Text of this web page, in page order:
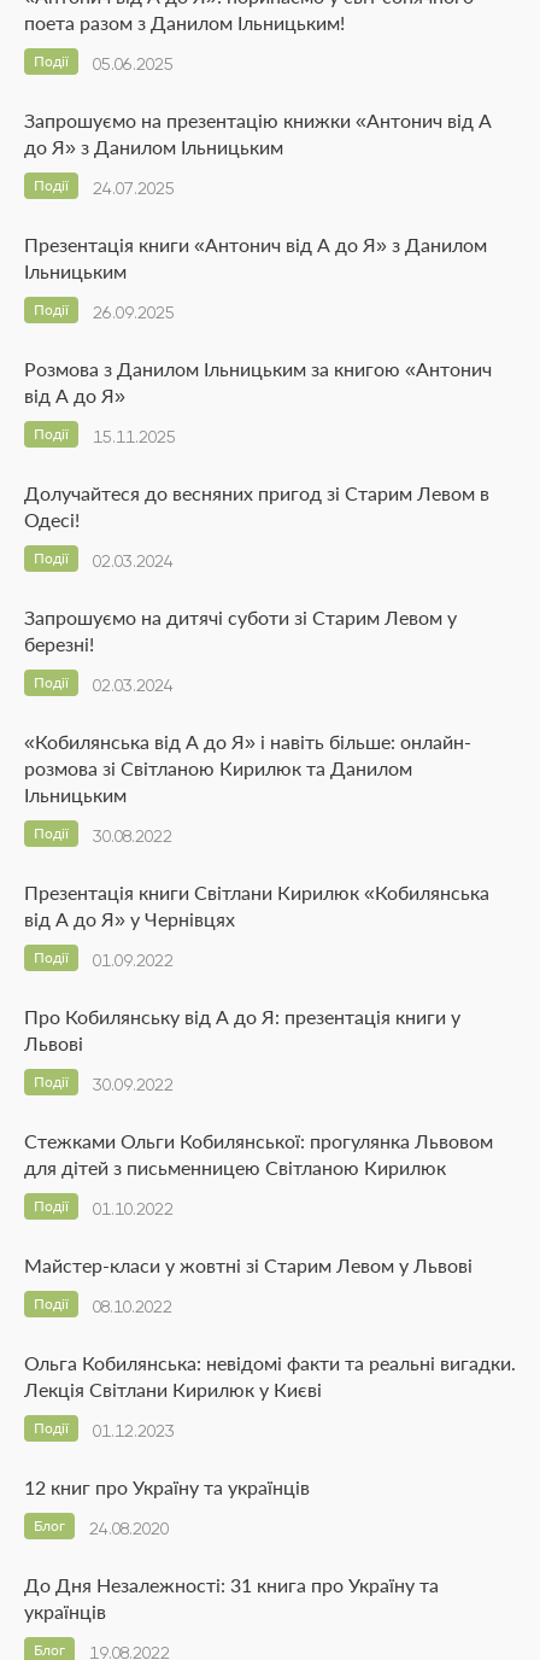
поета разом з Данилом Ільницьким!
05.06.2025
Події
Запрошуємо на презентацію книжки «Антонич від А
до Я» з Данилом Ільницьким
24.07.2025
Події
Презентація книги «Антонич від А до Я» з Данилом
Ільницьким
26.09.2025
Події
Розмова з Данилом Ільницьким за книгою «Антонич
від А до Я»
15.11.2025
Події
Долучайтеся до весняних пригод зі Старим Левом в
Одесі!
02.03.2024
Події
Запрошуємо на дитячі суботи зі Старим Левом у
березні!
02.03.2024
Події
«Кобилянська від А до Я» і навіть більше: онлайн-
розмова зі Світланою Кирилюк та Данилом
Ільницьким
30.08.2022
Події
Презентація книги Світлани Кирилюк «Кобилянська
від А до Я» у Чернівцях
01.09.2022
Події
Про Кобилянську від А до Я: презентація книги у
Львові
30.09.2022
Події
Стежками Ольги Кобилянської: прогулянка Львовом
для дітей з письменницею Світланою Кирилюк
01.10.2022
Події
Майстер-класи у жовтні зі Старим Левом у Львові
08.10.2022
Події
Ольга Кобилянська: невідомі факти та реальні вигадки.
Лекція Світлани Кирилюк у Києві
01.12.2023
Події
12 книг про Україну та українців
24.08.2020
Блог
До Дня Незалежності: 31 книга про Україну та
українців
19.08.2022
Блог